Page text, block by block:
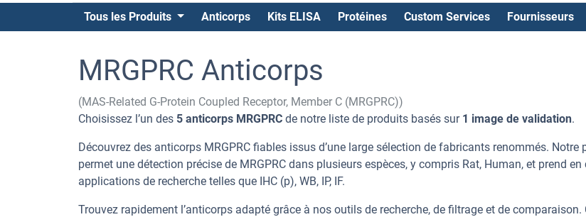
Tous les Produits Anticorps Kits ELISA Protéines Custom Services Fournisseurs
MRGPRC Anticorps
(MAS-Related G-Protein Coupled Receptor, Member C (MRGPRC))
Choisissez l’un des 5 anticorps MRGPRC de notre liste de produits basés sur 1 image de validation.
Découvrez des anticorps MRGPRC fiables issus d’une large sélection de fabricants renommés. Notre
permet une détection précise de MRGPRC dans plusieurs espèces, y compris Rat, Human, et prend
applications de recherche telles que IHC (p), WB, IP, IF.
Trouvez rapidement l’anticorps adapté grâce à nos outils de recherche, de filtrage et de comparaison.